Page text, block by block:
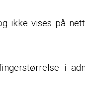
ikke vises på
i